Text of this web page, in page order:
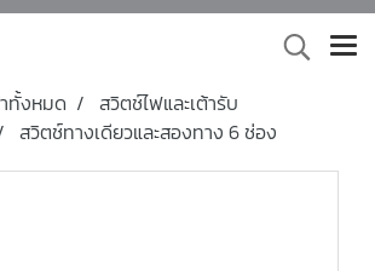
ทั้งหมด
สวิตช์ไฟและเต้ารับ
สวิตช์ทางเดียวและสองทาง 6 ช่อง